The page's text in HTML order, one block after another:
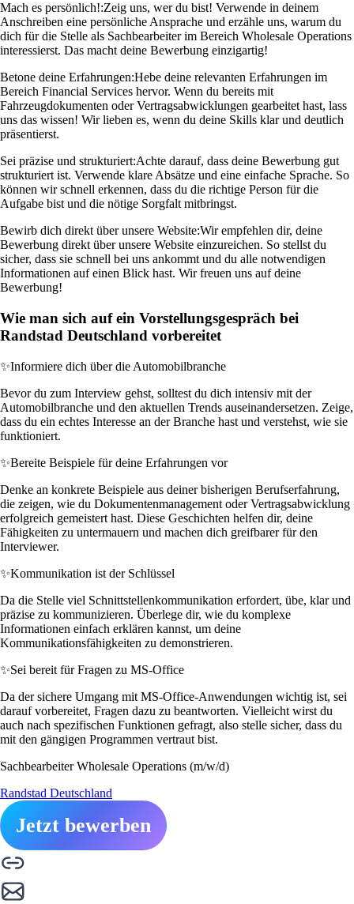
Mach es persönlich!:Zeig uns, wer du bist! Verwende in deinem
Anschreiben eine persönliche Ansprache und erzähle uns, warum du
dich für die Stelle als Sachbearbeiter im Bereich Wholesale Operations
interessierst. Das macht deine Bewerbung einzigartig!
Betone deine Erfahrungen:Hebe deine relevanten Erfahrungen im
Bereich Financial Services hervor. Wenn du bereits mit
Fahrzeugdokumenten oder Vertragsabwicklungen gearbeitet hast, lass
uns das wissen! Wir lieben es, wenn du deine Skills klar und deutlich
präsentierst.
Sei präzise und strukturiert:Achte darauf, dass deine Bewerbung gut
strukturiert ist. Verwende klare Absätze und eine einfache Sprache. So
können wir schnell erkennen, dass du die richtige Person für die
Aufgabe bist und die nötige Sorgfalt mitbringst.
Bewirb dich direkt über unsere Website:Wir empfehlen dir, deine
Bewerbung direkt über unsere Website einzureichen. So stellst du
sicher, dass sie schnell bei uns ankommt und du alle notwendigen
Informationen auf einen Blick hast. Wir freuen uns auf deine
Bewerbung!
Wie man sich auf ein Vorstellungsgespräch bei
Randstad Deutschland vorbereitet
✨Informiere dich über die Automobilbranche
Bevor du zum Interview gehst, solltest du dich intensiv mit der
Automobilbranche und den aktuellen Trends auseinandersetzen. Zeige,
dass du ein echtes Interesse an der Branche hast und verstehst, wie sie
funktioniert.
✨Bereite Beispiele für deine Erfahrungen vor
Denke an konkrete Beispiele aus deiner bisherigen Berufserfahrung,
die zeigen, wie du Dokumentenmanagement oder Vertragsabwicklung
erfolgreich gemeistert hast. Diese Geschichten helfen dir, deine
Fähigkeiten zu untermauern und machen dich greifbarer für den
Interviewer.
✨Kommunikation ist der Schlüssel
Da die Stelle viel Schnittstellenkommunikation erfordert, übe, klar und
präzise zu kommunizieren. Überlege dir, wie du komplexe
Informationen einfach erklären kannst, um deine
Kommunikationsfähigkeiten zu demonstrieren.
✨Sei bereit für Fragen zu MS-Office
Da der sichere Umgang mit MS-Office-Anwendungen wichtig ist, sei
darauf vorbereitet, Fragen dazu zu beantworten. Vielleicht wirst du
auch nach spezifischen Funktionen gefragt, also stelle sicher, dass du
mit den gängigen Programmen vertraut bist.
Sachbearbeiter Wholesale Operations (m/w/d)
Randstad Deutschland
Jetzt bewerben